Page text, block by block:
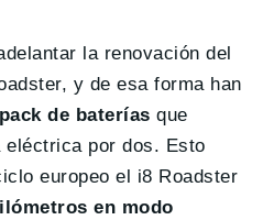
la renovación del
y de esa forma han
de baterías que
por dos. Esto
europeo el i8 Roadster
en modo